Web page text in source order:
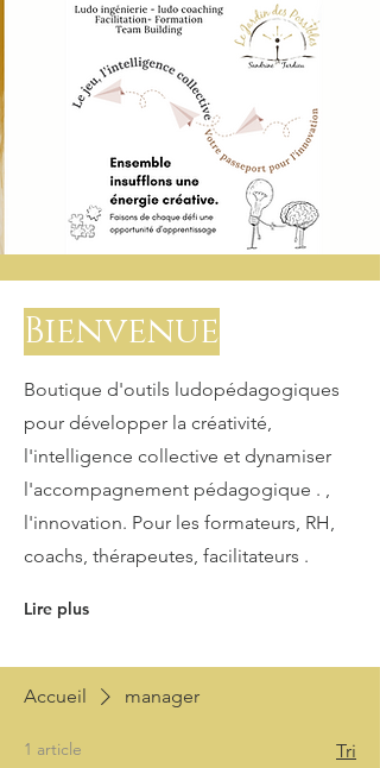
Bienvenue
Boutique d'outils ludopédagogiques
pour développer la créativité,
l'intelligence collective et dynamiser
l'accompagnement pédagogique . ,
l'innovation. Pour les formateurs, RH,
coachs, thérapeutes, facilitateurs .
Lire plus
Accueil manager
1 article Tri